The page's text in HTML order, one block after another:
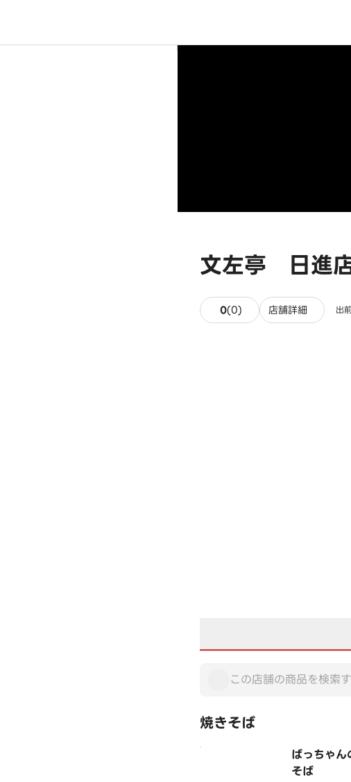
文左亭 日進
0(0) 0件のレビュー
店舗詳細 出
焼きそば
ばっちゃ
そば